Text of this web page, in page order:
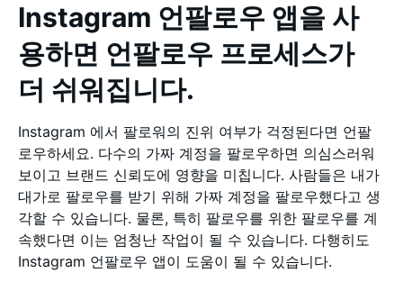
Instagram 언팔로우 앱을 사
용하면 언팔로우 프로세스가
더 쉬워집니다.
Instagram 에서 팔로워의 진위 여부가 걱정된다면 언팔
로우하세요. 다수의 가짜 계정을 팔로우하면 의심스러워
보이고 브랜드 신뢰도에 영향을 미칩니다. 사람들은 내가
대가로 팔로우를 받기 위해 가짜 계정을 팔로우했다고 생
각할 수 있습니다. 물론, 특히 팔로우를 위한 팔로우를 계
속했다면 이는 엄청난 작업이 될 수 있습니다. 다행히도
Instagram 언팔로우 앱이 도움이 될 수 있습니다.